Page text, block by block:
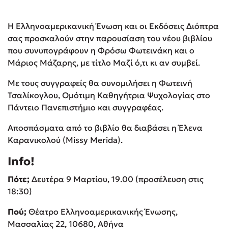
Η Ελληνοαμερικανική Ένωση και οι Εκδόσεις Διόπτρα
σας προσκαλούν στην παρουσίαση του νέου βιβλίου
που συνυπογράφουν η Φρόσω Φωτεινάκη και ο
Μάριος Μάζαρης, με τίτλο Μαζί ό,τι κι αν συμβεί.
Με τους συγγραφείς θα συνομιλήσει η Φωτεινή
Τσαλίκογλου, Oμότιμη Καθηγήτρια Ψυχολογίας στο
Πάντειο Πανεπιστήμιο και συγγραφέας.
Αποσπάσματα από το βιβλίο θα διαβάσει η Έλενα
Καρανικολού (Missy Merida).
Info!
Πότε; Δευτέρα 9 Μαρτίου, 19.00 (προσέλευση στις
18:30)
Πού; Θέατρο Ελληνοαμερικανικής Ένωσης,
Μασσαλίας 22, 10680, Αθήνα